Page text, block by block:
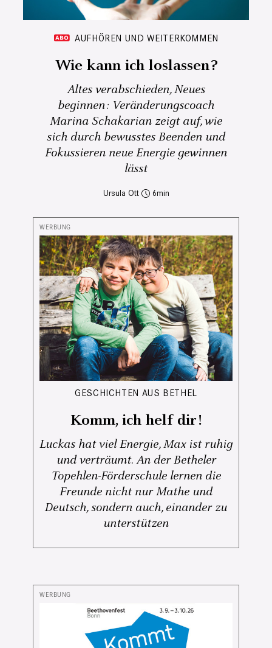
AUFHÖREN UND WEITERKOMMEN
Wie kann ich loslassen?
Altes verabschieden, Neues
beginnen: Veränderungscoach
Marina Schakarian zeigt auf, wie
sich durch bewusstes Beenden und
Fokussieren neue Energie gewinnen
lässt
Ursula Ott 6
GESCHICHTEN AUS BETHEL
Komm, ich helf dir!
Luckas hat viel Energie, Max ist ruhig
und verträumt. An der Betheler
Topehlen-Förderschule lernen die
Freunde nicht nur Mathe und
Deutsch, sondern auch, einander zu
unterstützen